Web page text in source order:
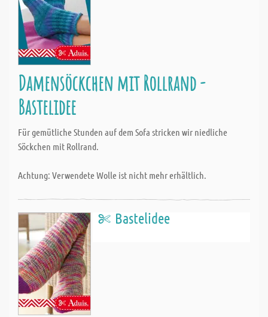
Damensöckchen mit Rollrand -
Bastelidee
Für gemütliche Stunden auf dem Sofa stricken wir niedliche
Söckchen mit Rollrand.
Achtung: Verwendete Wolle ist nicht mehr erhältlich.
Bastelidee